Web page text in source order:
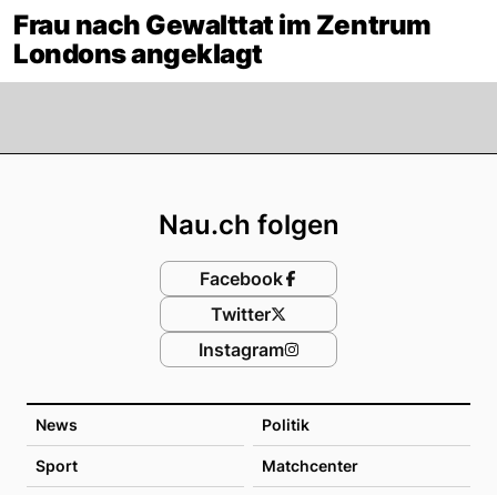
Frau nach Gewalttat im Zentrum
Londons angeklagt
News Politik
Sport Matchcenter
Nau.ch folgen
Facebook
Twitter
Instagram